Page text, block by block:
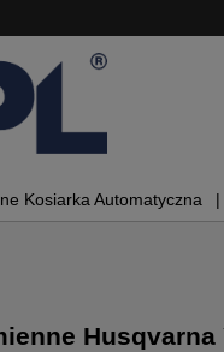
Kosiarka Automatyczna
Husqvarna